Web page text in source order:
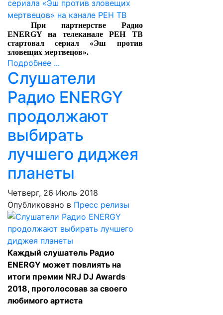
При партнерстве Радио
ENERGY на телеканале РЕН ТВ
стартовал сериал «Эш против
зловещих мертвецов».
Подробнее ...
Слушатели
Радио ENERGY
продолжают
выбирать
лучшего диджея
планеты
Четверг, 26 Июль 2018
Опубликовано в Пресс релизы
Каждый слушатель Радио
ENERGY может повлиять на
итоги премии NRJ DJ Awards
2018, проголосовав за своего
любимого артиста